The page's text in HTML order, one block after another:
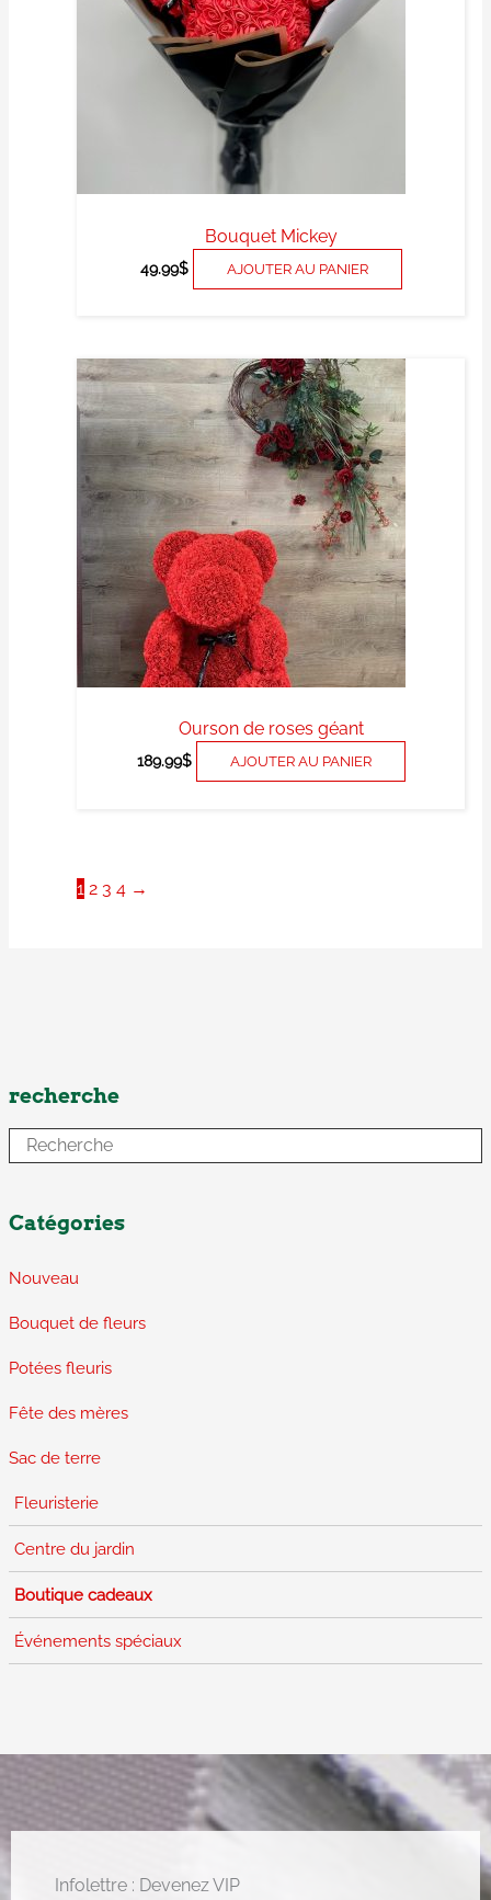
recherche
Catégories
Nouveau
Bouquet de fleurs
Potées fleuris
Fête des mères
Sac de terre
Fleuristerie
Centre du jardin
Boutique cadeaux
Événements spéciaux
Bouquet Mickey
49.99$ AJOUTER AU PANIER
Ourson de roses géant
189.99$ AJOUTER AU PANIER
1 2 3 4 →
Infolettre : Devenez VIP